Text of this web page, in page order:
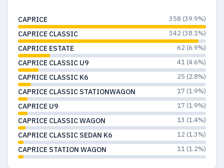
CAPRICE 358 (39.9%)
CAPRICE CLASSIC 342 (38.1%)
CAPRICE ESTATE 62 (6.9%)
CAPRICE CLASSIC U9 41 (4.6%)
CAPRICE CLASSIC K6 25 (2.8%)
CAPRICE CLASSIC STATIONWAGON 17 (1.9%)
CAPRICE U9 17 (1.9%)
CAPRICE CLASSIC WAGON 13 (1.4%)
CAPRICE CLASSIC SEDAN K6 12 (1.3%)
CAPRICE STATION WAGON 11 (1.2%)